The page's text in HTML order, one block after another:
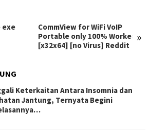
»
exe
CommView for WiFi VoIP
Portable only 100% Worked
[x32x64] [no Virus] Reddit
Keterkaitan Antara Insomnia dan
Jantung, Ternyata Begini